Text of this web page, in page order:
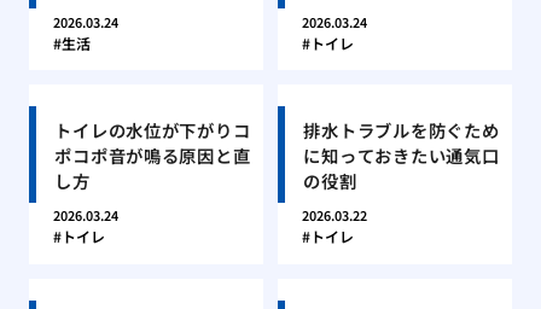
2026.03.24
生活
2026.03.24
トイレ
トイレの水位が下がりコ
ポコポ音が鳴る原因と直
し方
2026.03.24
トイレ
排水トラブルを防ぐため
に知っておきたい通気口
の役割
2026.03.22
トイレ